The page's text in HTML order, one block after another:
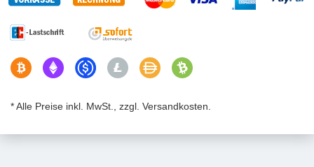
* Alle Preise inkl. MwSt., zzgl. Versandkosten.